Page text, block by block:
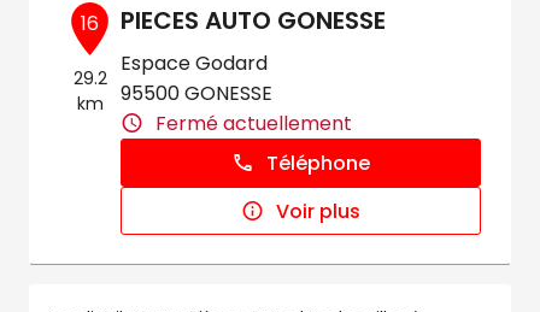
16
29.2
km
PIECES AUTO GONESSE
Espace Godard
95500 GONESSE
Fermé actuellement
Téléphone
Voir plus